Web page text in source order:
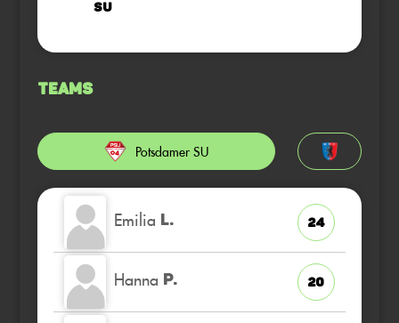
SU
Teams
Potsdamer SU
Emilia L. 24
Hanna P. 20